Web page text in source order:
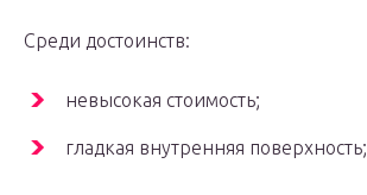
Среди достоинств:
невысокая стоимость;
гладкая внутренняя поверхность;